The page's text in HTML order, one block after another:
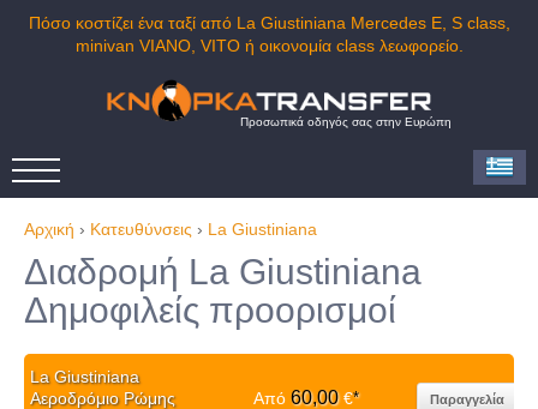
Πόσο κοστίζει ένα ταξί από La Giustiniana Mercedes E, S class,
minivan VIANO, VITO ή οικονομία class λεωφορείο.
Προσωπικά οδηγός σας στην Ευρώπη
Αρχική › Κατευθύνσεις › La Giustiniana
Διαδρομή La Giustiniana
Δημοφιλείς προορισμοί
La Giustiniana
Αεροδρόμιο Ρώμης
Από 60,00€* Παραγγελία